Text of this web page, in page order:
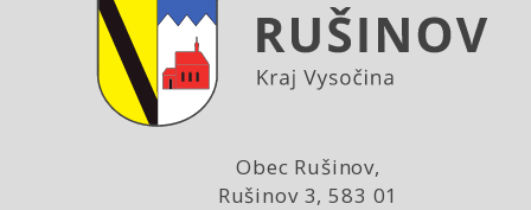
Obec Rušinov,
Rušinov 3, 583 01